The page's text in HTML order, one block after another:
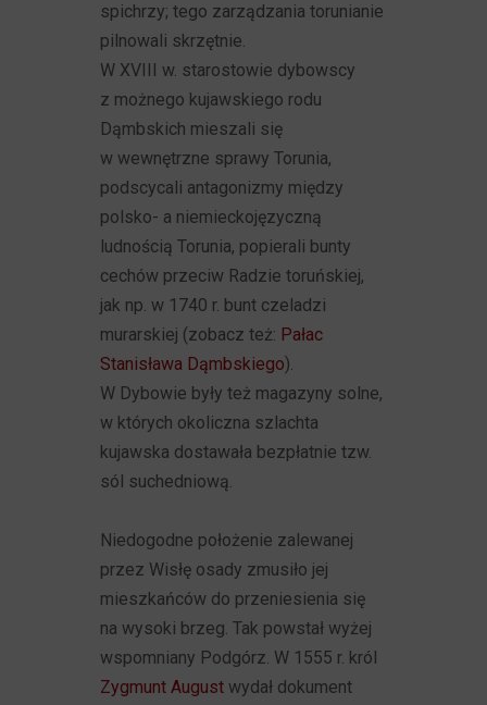
spichrzy; tego zarządzania torunianie
pilnowali skrzętnie.
W XVIII w. starostowie dybowscy
z możnego kujawskiego rodu
Dąmbskich mieszali się
w wewnętrzne sprawy Torunia,
podscycali antagonizmy między
polsko- a niemieckojęzyczną
ludnością Torunia, popierali bunty
cechów przeciw Radzie toruńskiej,
jak np. w 1740 r. bunt czeladzi
murarskiej (zobacz też: Pałac
Stanisława Dąmbskiego).
W Dybowie były też magazyny solne,
w których okoliczna szlachta
kujawska dostawała bezpłatnie tzw.
sól suchedniową.
Niedogodne położenie zalewanej
przez Wisłę osady zmusiło jej
mieszkańców do przeniesienia się
na wysoki brzeg. Tak powstał wyżej
wspomniany Podgórz. W 1555 r. król
Zygmunt August wydał dokument